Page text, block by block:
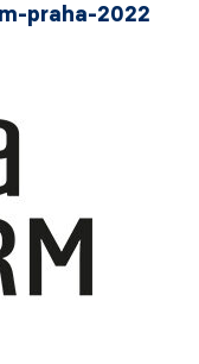
praha-2022